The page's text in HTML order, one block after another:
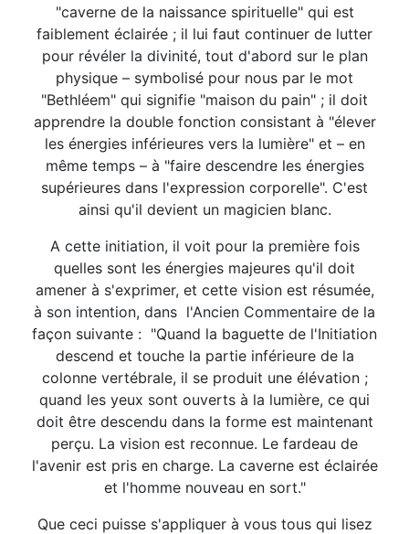
"caverne de la naissance spirituelle" qui est
faiblement éclairée ; il lui faut continuer de lutter
pour révéler la divinité, tout d'abord sur le plan
physique – symbolisé pour nous par le mot
"Bethléem" qui signifie "maison du pain" ; il doit
apprendre la double fonction consistant à "élever
les énergies inférieures vers la lumière" et – en
même temps – à "faire descendre les énergies
supérieures dans l'expression corporelle". C'est
ainsi qu'il devient un magicien blanc.
A cette initiation, il voit pour la première fois
quelles sont les énergies majeures qu'il doit
amener à s'exprimer, et cette vision est résumée,
à son intention, dans l'Ancien Commentaire de la
façon suivante : "Quand la baguette de l'Initiation
descend et touche la partie inférieure de la
colonne vertébrale, il se produit une élévation ;
quand les yeux sont ouverts à la lumière, ce qui
doit être descendu dans la forme est maintenant
perçu. La vision est reconnue. Le fardeau de
l'avenir est pris en charge. La caverne est éclairée
et l'homme nouveau en sort."
Que ceci puisse s'appliquer à vous tous qui lisez